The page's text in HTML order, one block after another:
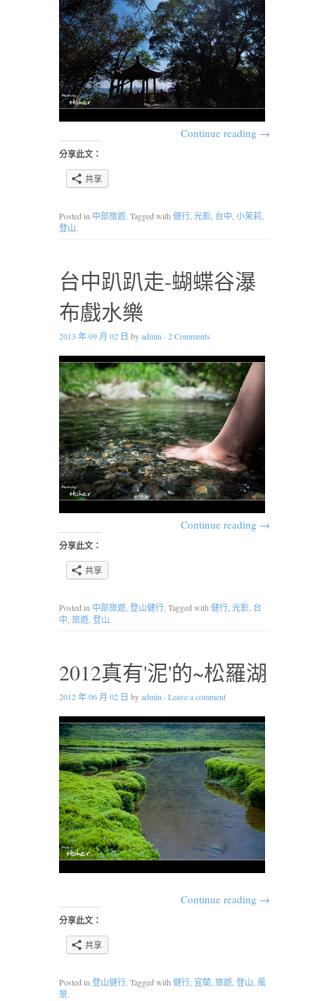
Continue reading →
分享此文：
共享
Posted in 中部旅遊. Tagged with 健行 光影 台中 小茉莉
登山.
台中趴趴走-蝴蝶谷瀑
布戲水樂
2013 年 09 月 02 日 byadmin · 2 Comments
Continue reading →
分享此文：
共享
Posted in 中部旅遊 登山健行. Tagged with 健行 光影 台
中 旅遊 登山.
2012真有'泥'的~松羅湖
2012 年 06 月 02 日 byadmin · Leave a comment
Continue reading →
分享此文：
共享
Posted in登山健行. Tagged with健行, 宜蘭, 旅遊, 登山, 風
景.